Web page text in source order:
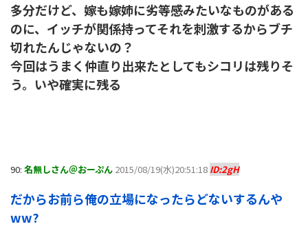
多分だけど、嫁も嫁姉に劣等感みたいなものがある
のに、イッチが関係持ってそれを刺激するからブチ
切れたんじゃないの？
今回はうまく仲直り出来たとしてもシコリは残りそ
う。いや確実に残る
90: 名無しさん＠おーぷん 2015/08/19(水)20:51:18 ID:2gH
だからお前ら俺の立場になったらどないするんや
ww?